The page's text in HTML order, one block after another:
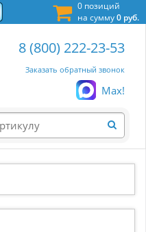
0 позиций
на сумму0 руб.
8 (800) 222-23-53
Заказать обратный звонок
Max!